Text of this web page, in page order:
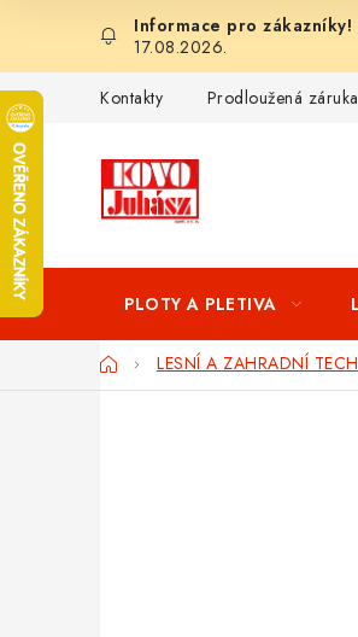
obsah
17.08.2026.
Kontakty Prodloužená záruka
PLOTY A PLETIVA
DomůLESNÍ A ZAHRADNÍ